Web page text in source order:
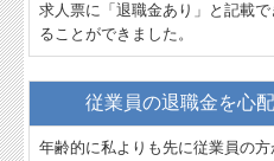
求人票に「退職金あり」と記載
ることができました。
従業員の退職金を心
年齢的に私よりも先に従業員の